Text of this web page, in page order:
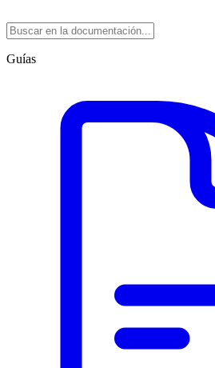
Guías